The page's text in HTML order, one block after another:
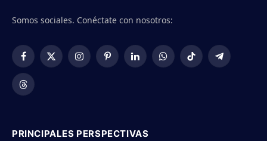
Somos sociales. Conéctate con nosotros:
Facebook
X
InstagramPinterestLinkedInWhatsApp
TikTok Telegram
Threads
PRINCIPALES PERSPECTIVAS